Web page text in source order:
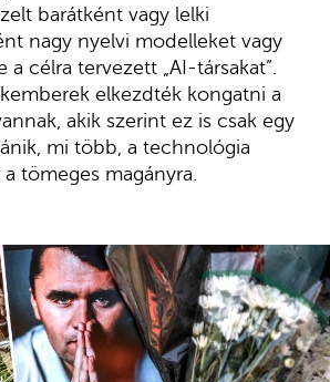
barátként vagy lelki
nagy nyelvi modelleket vagy
célra tervezett „AI-társakat”.
elkezdték kongatni a
akik szerint ez is csak egy
mi több, a technológia
tömeges magányra.